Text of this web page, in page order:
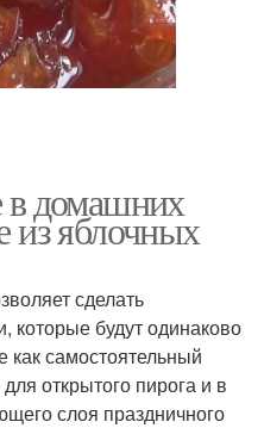
в домашних
из яблочных
сделать
которые будут одинаково
как самостоятельный
открытого пирога и в
слоя праздничного